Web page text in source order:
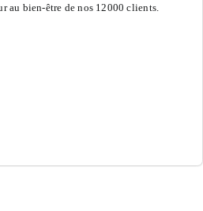
au bien-être de nos 12000 clients.